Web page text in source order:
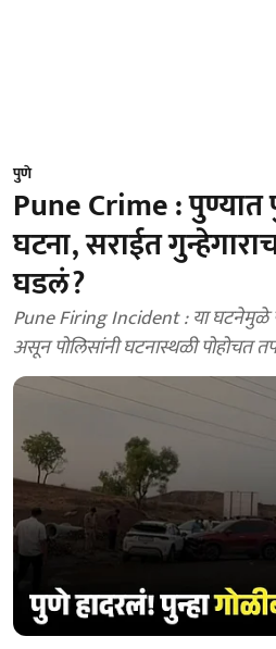
पुणे
Pune Crime : पुण्यात
घटना, सराईत
घडलं?
Pune Firing Incident : या घटनेमुळे
असून पोलिसांनी घटनास्थळी